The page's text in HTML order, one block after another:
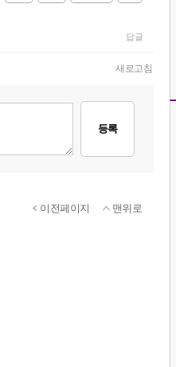
답글
새로고침
등록
이전페이지 맨위로